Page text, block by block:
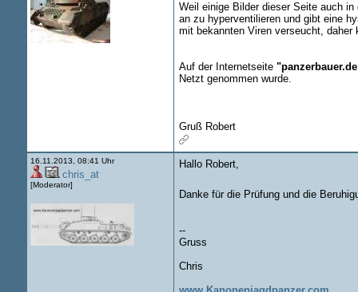
Weil einige Bilder dieser Seite auch
an zu hyperventilieren und gibt eine
mit bekannten Viren verseucht, daher
Auf der Internetseite
Netzt genommen wurde.
Gruß Robert
16.11.2013, 08:41 Uhr
chris_at
[Moderator]
Hallo Robert,
Danke für die Prüfung und die
--
Gruss
Chris